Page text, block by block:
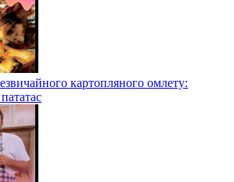
картопляного омлету: